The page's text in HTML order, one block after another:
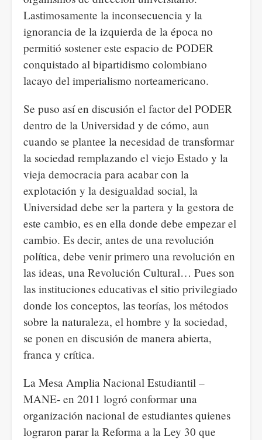
Lastimosamente la inconsecuencia y la
ignorancia de la izquierda de la época no
permitió sostener este espacio de PODER
conquistado al bipartidismo colombiano
lacayo del imperialismo norteamericano.
Se puso así en discusión el factor del PODER
dentro de la Universidad y de cómo, aun
cuando se plantee la necesidad de transformar
la sociedad remplazando el viejo Estado y la
vieja democracia para acabar con la
explotación y la desigualdad social, la
Universidad debe ser la partera y la gestora de
este cambio, es en ella donde debe empezar el
cambio. Es decir, antes de una revolución
política, debe venir primero una revolución en
las ideas, una Revolución Cultural… Pues son
las instituciones educativas el sitio privilegiado
donde los conceptos, las teorías, los métodos
sobre la naturaleza, el hombre y la sociedad,
se ponen en discusión de manera abierta,
franca y crítica.
La Mesa Amplia Nacional Estudiantil –
MANE- en 2011 logró conformar una
organización nacional de estudiantes quienes
lograron parar la Reforma a la Ley 30 que